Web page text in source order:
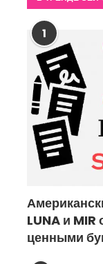
1
LUNA и
ценными